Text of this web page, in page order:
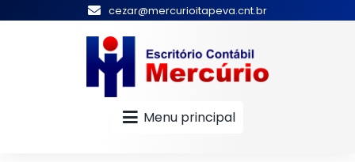
cezar@mercurioitapeva.cnt.br
Menu principal